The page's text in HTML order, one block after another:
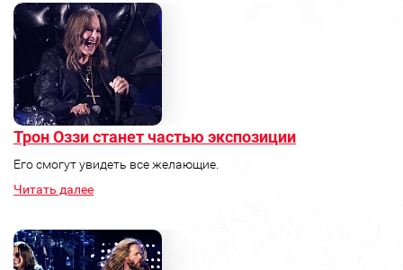
Трон Оззи станет частью экспозиции
Его смогут увидеть все желающие.
Читать далее